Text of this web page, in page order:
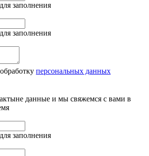
заполнения
заполнения
персональных данных
данные и мы свяжемся с вами в
заполнения